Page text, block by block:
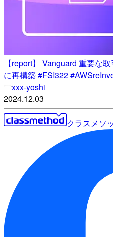
【report】 Vanguard 重要な
に再構築 #FSI322
xxx-yoshi
2024.12.03
クラスメソ